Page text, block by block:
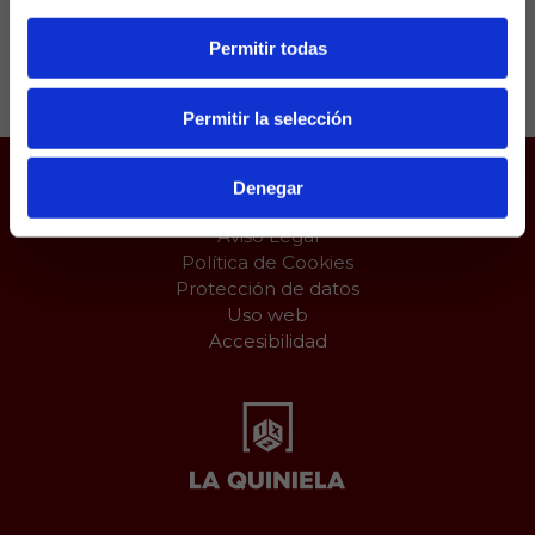
Permitir todas
Permitir la selección
Denegar
Aviso Legal
Política de Cookies
Protección de datos
Uso web
Accesibilidad